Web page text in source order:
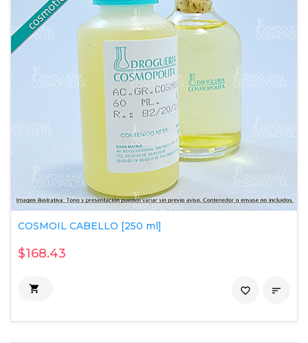
COSMOIL CABELLO [250 ml]
$168.43
 
favorite_border